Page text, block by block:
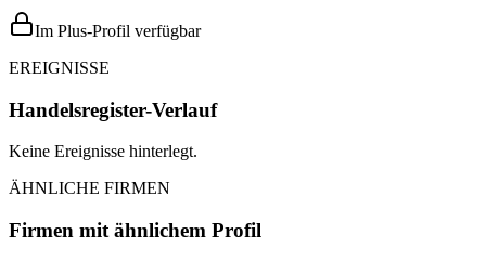
Im Plus-Profil verfügbar
EREIGNISSE
Handelsregister-Verlauf
Keine Ereignisse hinterlegt.
ÄHNLICHE FIRMEN
Firmen mit ähnlichem Profil